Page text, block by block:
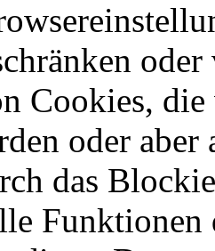
Cookies,
oder aber
das
Funktionen